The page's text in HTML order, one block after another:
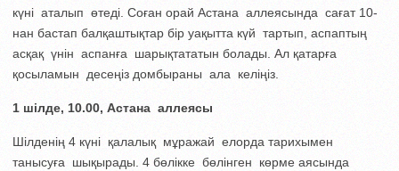
күні аталып өтеді. Соған орай Астана аллеясында сағат 10-
нан бастап балқаштықтар бір уақытта күй тартып, аспаптың
асқақ үнін аспанға шарықтататын болады. Ал қатарға
қосыламын десеңіз домбыраны ала келіңіз.
1 шілде, 10.00, Астана аллеясы
Шілденің 4 күні қалалық мұражай елорда тарихымен
танысуға шықырады. 4 бөлікке бөлінген көрме аясында